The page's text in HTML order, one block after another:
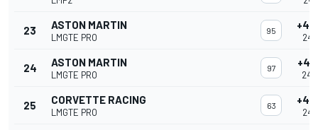
23 ASTON MARTIN
LMGTE PRO
95
24 ASTON MARTIN
LMGTE PRO
97
25 CORVETTE RACING
LMGTE PRO
63